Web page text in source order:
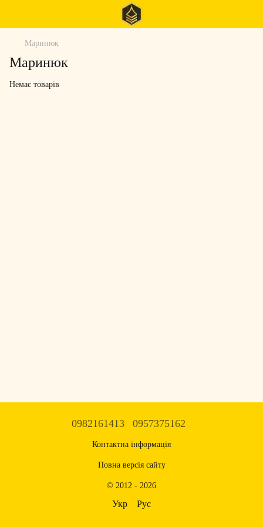
Маринюк
Маринюк
Немає товарів
0982161413 0957375162
Контактна інформація
Повна версія сайту
© 2012 - 2026
Укр Рус